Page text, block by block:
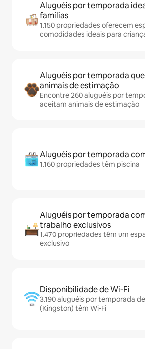
Aluguéis por temporada
famílias
1.150 propriedades oferecem
comodidades ideais para
Aluguéis por temporada
animais de estimação
Encontre 260 aluguéis por
aceitam animais de estimação
Aluguéis por temporada
1.160 propriedades têm piscina
Aluguéis por temporada
trabalho exclusivos
1.470 propriedades têm um
exclusivo
Disponibilidade de Wi-Fi
3.190 aluguéis por temporada
(Kingston) têm Wi-Fi